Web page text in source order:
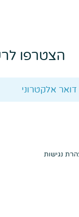
פרק בונוס |הצטרפו
נגישות